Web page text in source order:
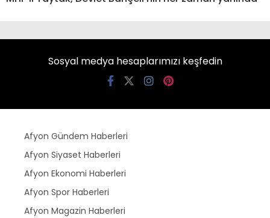
Sosyal medya hesaplarımızı keşfedin
Afyon Gündem Haberleri
Afyon Siyaset Haberleri
Afyon Ekonomi Haberleri
Afyon Spor Haberleri
Afyon Magazin Haberleri